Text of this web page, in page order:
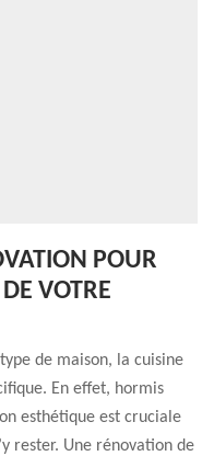
POUR
VOTRE
de maison, la cuisine
En effet, hormis
esthétique est cruciale
rester. Une rénovation de